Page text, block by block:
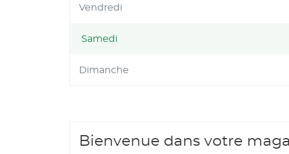
Vendredi
Horaires
d'aujourd'hui
Samedi
Dimanche
Bienvenue dans votre